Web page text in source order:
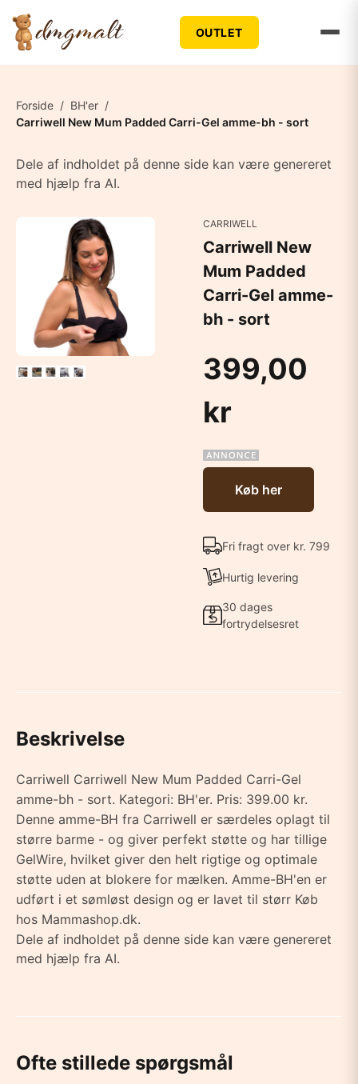
OUTLET
Forside / BH'er /
Carriwell New Mum Padded Carri-Gel amme-bh - sort
Dele af indholdet på denne side kan være genereret
med hjælp fra AI.
CARRIWELL
Carriwell New
Mum Padded
Carri-Gel amme-
bh - sort
399,00
kr
Køb her
Fri fragt over kr. 799
Hurtig levering
30 dages
fortrydelsesret
Beskrivelse
Carriwell Carriwell New Mum Padded Carri-Gel
amme-bh - sort. Kategori: BH'er. Pris: 399.00 kr.
Denne amme-BH fra Carriwell er særdeles oplagt til
større barme - og giver perfekt støtte og har tillige
GelWire, hvilket giver den helt rigtige og optimale
støtte uden at blokere for mælken. Amme-BH'en er
udført i et sømløst design og er lavet til størr Køb
hos Mammashop.dk.
Dele af indholdet på denne side kan være genereret
med hjælp fra AI.
Ofte stillede spørgsmål